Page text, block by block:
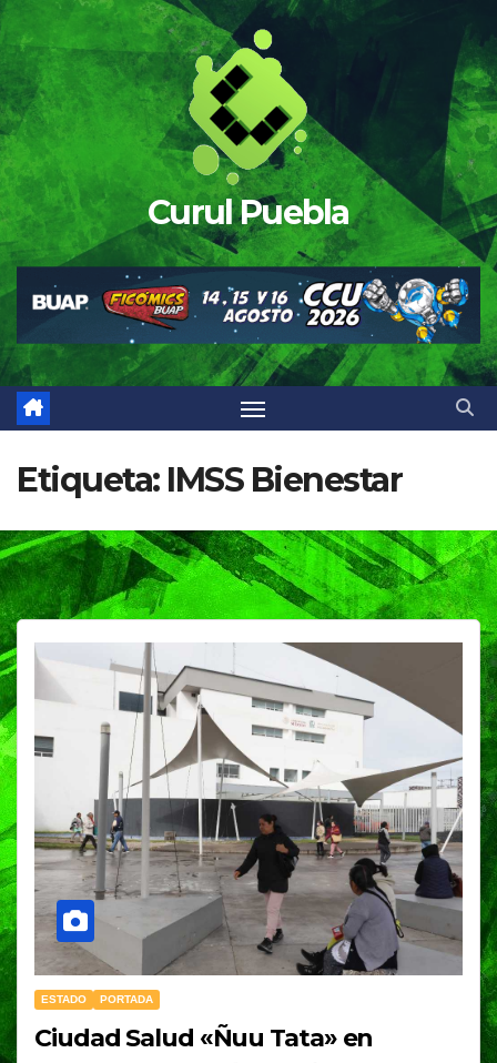
Saltar
al
contenido
Curul Puebla
Etiqueta: IMSS Bienestar
ESTADO PORTADA
Ciudad Salud «Ñuu Tata» en